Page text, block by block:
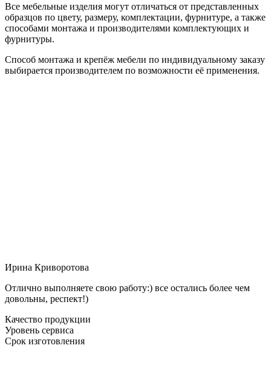
Все мебельные изделия могут отличаться от представленных
образцов по цвету, размеру, комплектации, фурнитуре, а также
способами монтажа и производителями комплектующих и
фурнитуры.
Способ монтажа и крепёж мебели по индивидуальному заказу
выбирается производителем по возможности её применения.
Ирина Криворотова
Отлично выполняете свою работу:) все остались более чем
довольны, респект!)
Качество продукции
Уровень сервиса
Срок изготовления